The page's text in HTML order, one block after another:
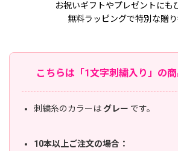
お祝いギフトやプレゼントにも
無料ラッピングで特別な贈り
こちらは「1文字刺繍入り」の
刺繍糸のカラーはグレー です。
10本以上ご注文の場合：